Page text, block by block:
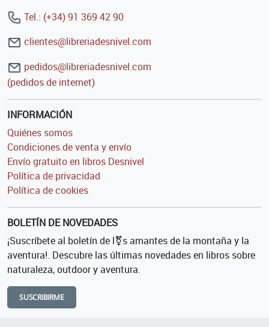
Tel.: (+34) 91 369 42 90
clientes@libreriadesnivel.com
pedidos@libreriadesnivel.com
(pedidos de internet)
INFORMACIÓN
Quiénes somos
Condiciones de venta y envío
Envío gratuito en libros Desnivel
Política de privacidad
Política de cookies
BOLETÍN DE NOVEDADES
¡Suscríbete al boletín de l⚧s amantes de la montaña y la
aventura!. Descubre las últimas novedades en libros sobre
naturaleza, outdoor y aventura.
SUSCRIBIRME